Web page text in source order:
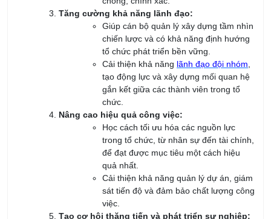
daotaoquanly.irtc@gmail.com
KHÓA HỌC SẮP KHAI GIẢNG
Khóa Học Quản Lý Kho Chuyên Nghiệp
Khóa Học Tổ Trưởng Sản Xuất Chuyên Nghiệp
09/08/2026
Khóa Học QA/QC - Đảm Bảo & Kiểm Soát Chất
KHÓA HỌC CHUYÊN VIÊN ISO
KHÓA HỌC NHẬN THỨC VÀ ĐÁNH GIÁ VIÊN NỘI